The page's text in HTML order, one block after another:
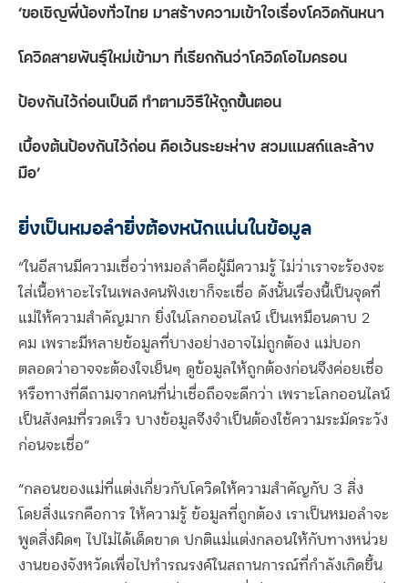
‘ขอเชิญพี่น้องทั่วไทย มาสร้างความเข้าใจเรื่องโควิดกันหนา
โควิดสายพันธุ์ใหม่เข้ามา ที่เรียกกันว่าโควิดโอไมครอน
ป้องกันไว้ก่อนเป็นดี ทำตามวิธีให้ถูกขั้นตอน
เบื้องต้นป้องกันไว้ก่อน คือเว้นระยะห่าง สวมแมสก์และล้าง
มือ’
ยิ่งเป็นหมอลำยิ่งต้องหนักแน่นในข้อมูล
“ในอีสานมีความเชื่อว่าหมอลำคือผู้มีความรู้ ไม่ว่าเราจะร้องจะ
ใส่เนื้อหาอะไรในเพลงคนฟังเขาก็จะเชื่อ ดังนั้นเรื่องนี้เป็นจุดที่
แม่ให้ความสำคัญมาก ยิ่งในโลกออนไลน์ เป็นเหมือนดาบ 2
คม เพราะมีหลายข้อมูลที่บางอย่างอาจไม่ถูกต้อง แม่บอก
ตลอดว่าอาจจะต้องใจเย็นๆ ดูข้อมูลให้ถูกต้องก่อนจึงค่อยเชื่อ
หรือทางที่ดีถามจากคนที่น่าเชื่อถือจะดีกว่า เพราะโลกออนไลน์
เป็นสังคมที่รวดเร็ว บางข้อมูลจึงจำเป็นต้องใช้ความระมัดระวัง
ก่อนจะเชื่อ”
“กลอนของแม่ที่แต่งเกี่ยวกับโควิดให้ความสำคัญกับ 3 สิ่ง
โดยสิ่งแรกคือการ ให้ความรู้ ข้อมูลที่ถูกต้อง เราเป็นหมอลำจะ
พูดสิ่งผิดๆ ไปไม่ได้เด็ดขาด ปกติแม่แต่งกลอนให้กับทางหน่วย
งานของจังหวัดเพื่อไปทำรณรงค์ในสถานการณ์ที่กำลังเกิดขึ้น